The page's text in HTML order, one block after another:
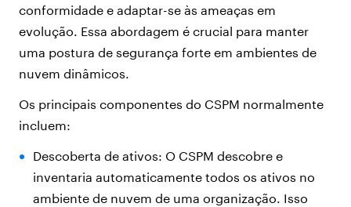
conformidade e adaptar-se às ameaças em
evolução. Essa abordagem é crucial para manter
uma postura de segurança forte em ambientes de
nuvem dinâmicos.
Os principais componentes do CSPM normalmente
incluem:
Descoberta de ativos: O CSPM descobre e
inventaria automaticamente todos os ativos no
ambiente de nuvem de uma organização. Isso